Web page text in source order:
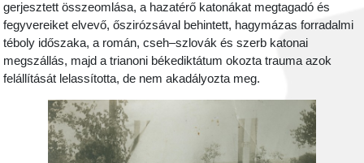
gerjesztett összeomlása, a hazatérő katonákat megtagadó és
fegyvereiket elvevő, őszirózsával behintett, hagymázas forradalmi
téboly időszaka, a román, cseh–szlovák és szerb katonai
megszállás, majd a trianoni békediktátum okozta trauma azok
felállítását lelassította, de nem akadályozta meg.